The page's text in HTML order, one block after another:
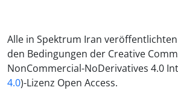
Alle in Spektrum Iran
den Bedingungen der Creative
NonCommercial-NoDerivatives 4.0
4.0)-Lizenz Open Access.